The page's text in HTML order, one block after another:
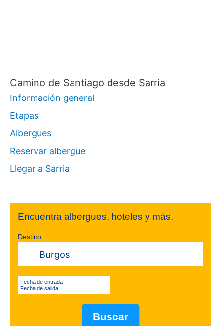
Camino de Santiago desde Sarria
Información general
Etapas
Albergues
Reservar albergue
Llegar a Sarria
Encuentra albergues, hoteles y más.
Destino
Fecha de entrada
Fecha de salida